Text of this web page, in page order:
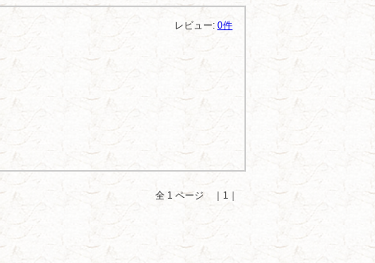
レビュー: 0件
全 1 ページ ｜1｜